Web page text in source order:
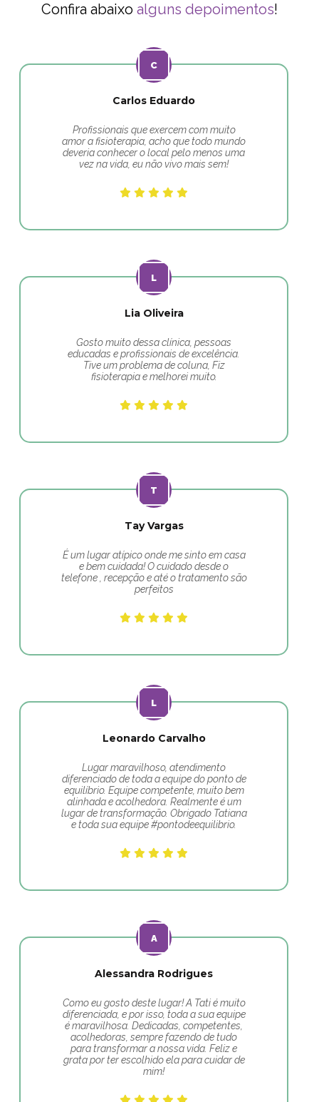
Confira abaixo alguns depoimentos!
Carlos Eduardo
Profissionais que exercem com muito
amor a fisioterapia, acho que todo mundo
deveria conhecer o local pelo menos uma
vez na vida, eu não vivo mais sem!
Lia Oliveira
Gosto muito dessa clínica, pessoas
educadas e profissionais de excelência.
Tive um problema de coluna, Fiz
fisioterapia e melhorei muito.
Tay Vargas
É um lugar atípico onde me sinto em casa
e bem cuidada! O cuidado desde o
telefone , recepção e até o tratamento são
perfeitos
Leonardo Carvalho
Lugar maravilhoso, atendimento
diferenciado de toda a equipe do ponto de
equilíbrio. Equipe competente, muito bem
alinhada e acolhedora. Realmente é um
lugar de transformação. Obrigado Tatiana
e toda sua equipe #pontodeequilibrio.
Alessandra Rodrigues
Como eu gosto deste lugar! A Tati é muito
diferenciada, e por isso, toda a sua equipe
é maravilhosa. Dedicadas, competentes,
acolhedoras, sempre fazendo de tudo
para transformar a nossa vida. Feliz e
grata por ter escolhido ela para cuidar de
mim!